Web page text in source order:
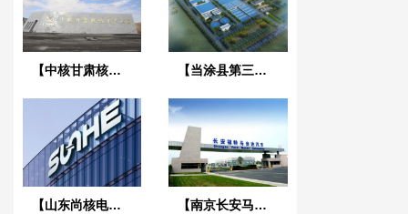
【中核甘肃核技术产业园】橡胶接头 【当涂县第三污水处理厂】橡胶接头合同
【山东尚核电力科技】美标橡胶接头合同 【南京长安马自达工厂】橡胶接头合同